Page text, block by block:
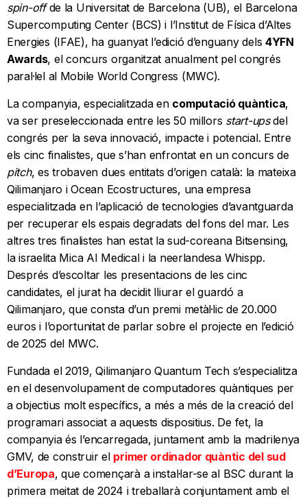
spin-offde la Universitat de Barcelona (UB), el Barcelona
Supercomputing Center (BCS) i l’Institut de Física d’Altes
Energies (IFAE), ha guanyat l’edició d’enguany dels 4YFN
Awards, el concurs organitzat anualment pel congrés
paral·lel al Mobile World Congress (MWC).
La companyia, especialitzada en computació quàntica,
va ser preseleccionada entre les 50 millors start-upsdel
congrés per la seva innovació, impacte i potencial. Entre
els cinc finalistes, que s’han enfrontat en un concurs de
pitch, es trobaven dues entitats d’origen català: la mateixa
Qilimanjaro i Ocean Ecostructures, una empresa
especialitzada en l’aplicació de tecnologies d’avantguarda
per recuperar els espais degradats del fons del mar. Les
altres tres finalistes han estat la sud-coreana Bitsensing,
la israelita Mica AI Medical i la neerlandesa Whispp.
Després d’escoltar les presentacions de les cinc
candidates, el jurat ha decidit lliurar el guardó a
Qilimanjaro, que consta d’un premi metàl·lic de 20.000
euros i l’oportunitat de parlar sobre el projecte en l’edició
de 2025 del MWC.
Fundada el 2019, Qilimanjaro Quantum Tech s’especialitza
en el desenvolupament de computadores quàntiques per
a objectius molt específics, a més a més de la creació del
programari associat a aquests dispositius. De fet, la
companyia és l’encarregada, juntament amb la madrilenya
GMV, de construir el primer ordinador quàntic del sud
d’Europa, que començarà a instal·lar-se al BSC durant la
primera meitat de 2024 i treballarà conjuntament amb el